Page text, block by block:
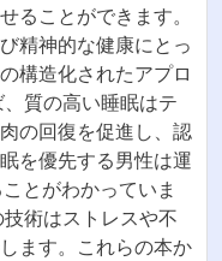
ることができます。
精神的な健康にとっ
構造化されたアプロ
質の高い睡眠はテ
の回復を促進し、認
を優先する男性は運
とがわかっていま
術はストレスや不
ます。これらの本か